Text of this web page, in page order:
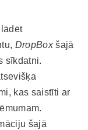
DropBoxšajā
sīkdatni.
kas saistīti ar
šajā